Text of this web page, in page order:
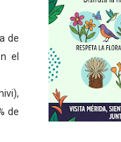
de
el
de